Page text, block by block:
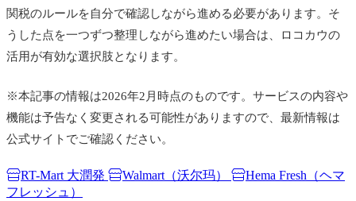
関税のルールを自分で確認しながら進める必要があります。そ
うした点を一つずつ整理しながら進めたい場合は、ロコカウの
活用が有効な選択肢となります。
※本記事の情報は2026年2月時点のものです。サービスの内容や
機能は予告なく変更される可能性がありますので、最新情報は
公式サイトでご確認ください。
RT-Mart 大潤発 Walmart（沃尔玛）
Hema Fresh（ヘマ
フレッシュ）